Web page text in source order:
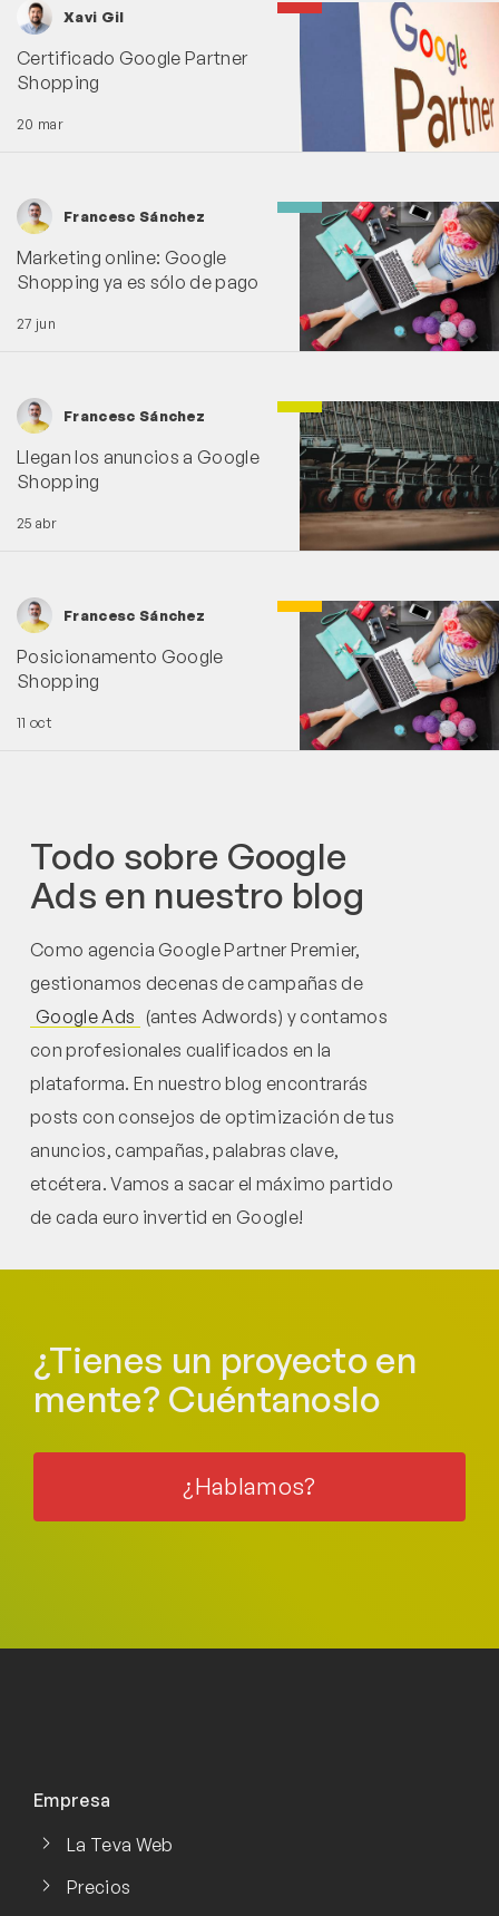
Xavi Gil
Certificado Google Partner
Shopping
20 mar
Francesc Sánchez
Marketing online: Google
Shopping ya es sólo de pago
27 jun
Francesc Sánchez
Llegan los anuncios a Google
Shopping
25 abr
Francesc Sánchez
Posicionamento Google
Shopping
11 oct
Todo sobre Google
Ads en nuestro blog
Como agencia Google Partner Premier,
gestionamos decenas de campañas de
Google Ads (antes Adwords) y contamos
con profesionales cualificados en la
plataforma. En nuestro blog encontrarás
posts con consejos de optimización de tus
anuncios, campañas, palabras clave,
etcétera. Vamos a sacar el máximo partido
de cada euro invertid en Google!
¿Tienes un proyecto en
mente? Cuéntanoslo
¿Hablamos?
Empresa
La Teva Web
Precios